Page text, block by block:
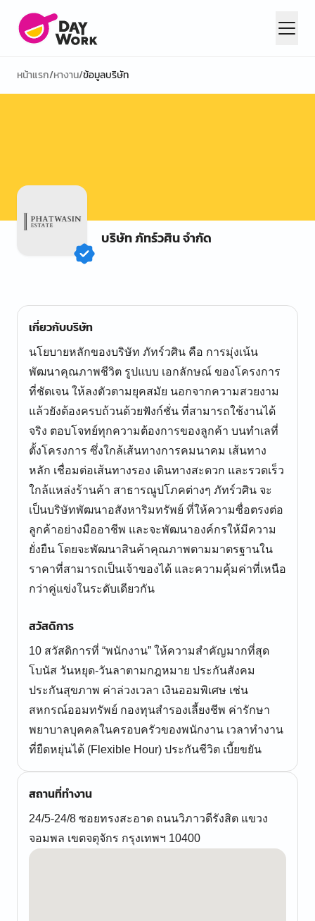
หน้าแรก/หางาน/ข้อมูลบริษัท
บริษัท ภัทร์วศิน จำกัด
เกี่ยวกับบริษัท
นโยบายหลักของบริษัท ภัทร์วศิน คือ การมุ่งเน้น
พัฒนาคุณภาพชีวิต รูปแบบ เอกลักษณ์ ของโครงการ
ที่ชัดเจน ให้ลงตัวตามยุคสมัย นอกจากความสวยงาม
แล้วยังต้องครบถ้วนด้วยฟังก์ชั่น ที่สามารถใช้งานได้
จริง ตอบโจทย์ทุกความต้องการของลูกค้า บนทำเลที่
ตั้งโครงการ ซึ่งใกล้เส้นทางการคมนาคม เส้นทาง
หลัก เชื่อมต่อเส้นทางรอง เดินทางสะดวก และรวดเร็ว
ใกล้แหล่งร้านค้า สาธารณูปโภคต่างๆ ภัทร์วศิน จะ
เป็นบริษัทพัฒนาอสังหาริมทรัพย์ ที่ให้ความซื่อตรงต่อ
ลูกค้าอย่างมืออาชีพ และจะพัฒนาองค์กรให้มีความ
ยั่งยืน โดยจะพัฒนาสินค้าคุณภาพตามมาตรฐานใน
ราคาที่สามารถเป็นเจ้าของได้ และความคุ้มค่าที่เหนือ
กว่าคู่แข่งในระดับเดียวกัน
สวัสดิการ
10 สวัสดิการที่ “พนักงาน” ให้ความสำคัญมากที่สุด
โบนัส วันหยุด-วันลาตามกฎหมาย ประกันสังคม
ประกันสุขภาพ ค่าล่วงเวลา เงินออมพิเศษ เช่น
สหกรณ์ออมทรัพย์ กองทุนสำรองเลี้ยงชีพ ค่ารักษา
พยาบาลบุคคลในครอบครัวของพนักงาน เวลาทำงาน
ที่ยืดหยุ่นได้ (Flexible Hour) ประกันชีวิต เบี้ยขยัน
สถานที่ทำงาน
24/5-24/8 ซอยทรงสะอาด ถนนวิภาวดีรังสิต แขวง
จอมพล เขตจตุจักร กรุงเทพฯ 10400